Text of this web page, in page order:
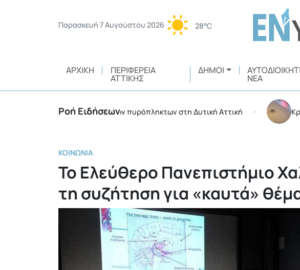
Παρασκευή 7 Αυγούστου 2026 28°C
ΑΡΧΙΚΉ ΠΕΡΙΦΈΡΕΙΑ
ΑΤΤΙΚΉΣ
ΔΉΜΟΙ
ΝΈΑ
Ροή Ειδήσεων
στο πλευρό των πυρόπληκτων στη Δυτική Αττική • Κρούσμα
ΚΟΙΝΩΝΊΑ
Το Ελεύθερο Πανεπιστήμιο
τη συζήτηση για «καυτά»